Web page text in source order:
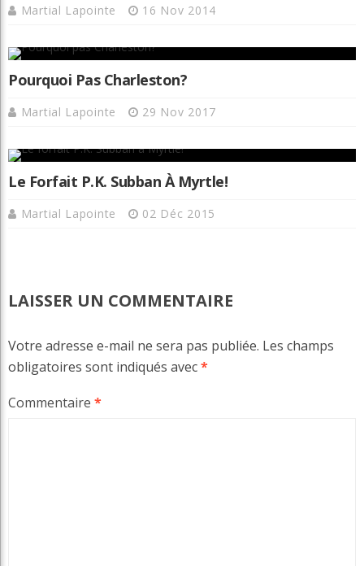
Martial Lapointe 16 Nov 2014
Pourquoi Pas Charleston?
Martial Lapointe 29 Nov 2017
Le Forfait P.K. Subban À Myrtle!
Martial Lapointe 02 Déc 2015
LAISSER UN COMMENTAIRE
Votre adresse e-mail ne sera pas publiée. Les champs
obligatoires sont indiqués avec*
Commentaire *